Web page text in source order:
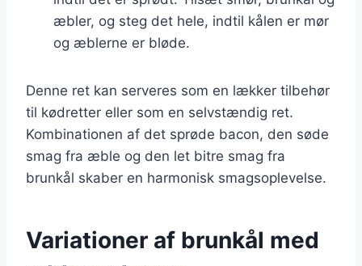
æbler, og steg det hele, indtil kålen er mør
og æblerne er bløde.
Denne ret kan serveres som en lækker tilbehør
til kødretter eller som en selvstændig ret.
Kombinationen af det sprøde bacon, den søde
smag fra æble og den let bitre smag fra
brunkål skaber en harmonisk smagsoplevelse.
Variationer af brunkål med